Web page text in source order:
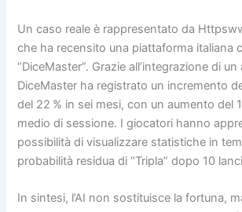
Un caso reale è rappresentato da
che ha recensito una piattaforma italiana
“DiceMaster”. Grazie all’integrazione di
DiceMaster ha registrato un incremento
del 22 % in sei mesi, con un aumento del
medio di sessione. I giocatori hanno
possibilità di visualizzare statistiche in
probabilità residua di “Tripla” dopo 10
In sintesi, l’AI non sostituisce la fortuna,